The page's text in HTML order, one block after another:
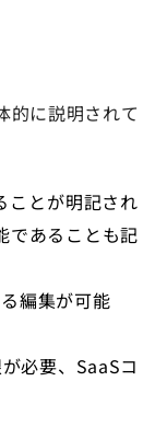
的に説明されて
ことが明記され
であることも記
編集が可能
必要、SaaSコ